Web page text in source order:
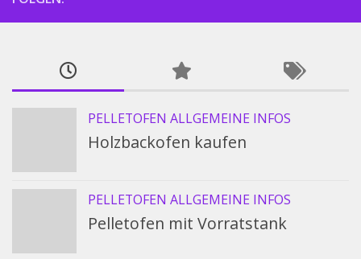
PELLETOFEN ALLGEMEINE INFOS
Holzbackofen kaufen
PELLETOFEN ALLGEMEINE INFOS
Pelletofen mit Vorratstank